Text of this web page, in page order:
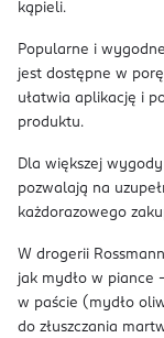
kąpieli.
Popularne i
jest dostępne w
ułatwia aplikację i
produktu.
Dla większej
pozwalają na
każdorazowego
W drogerii
jak mydło w piance
w paście (mydło
do złuszczania